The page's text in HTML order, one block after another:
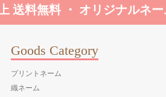
送料無料 ・ オリジナルネ
Goods Category
プリントネーム
織ネーム